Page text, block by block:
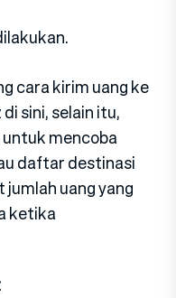
cara kirim uang ke
sini, selain itu,
mencoba
daftar destinasi
uang yang
ketika